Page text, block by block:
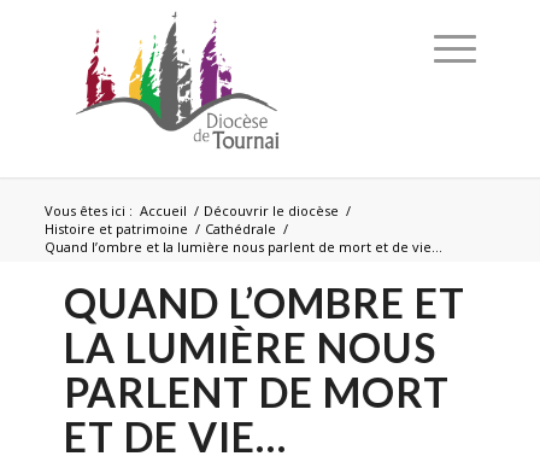
Vous êtes ici : Accueil / Découvrir le diocèse /
Histoire et patrimoine / Cathédrale /
Quand l’ombre et la lumière nous parlent de mort et de vie…
QUAND L’OMBRE ET
LA LUMIÈRE NOUS
PARLENT DE MORT
ET DE VIE…